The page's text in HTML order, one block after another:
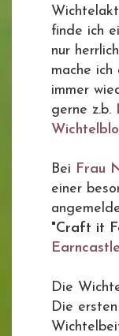
finde ich
nur
mache ich
immer
gerne z.b.
Bei Frau
einer
"Craft it
Earncastle
Die
Die